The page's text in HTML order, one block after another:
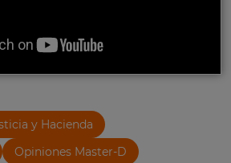
y Hacienda
Opiniones Master-D